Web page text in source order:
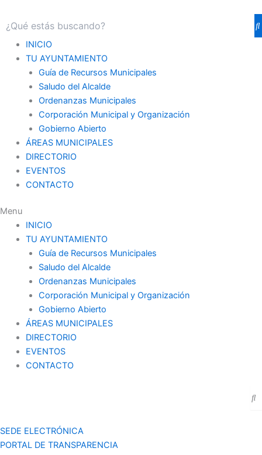
INICIO
TU AYUNTAMIENTO
Guía de Recursos Municipales
Saludo del Alcalde
Ordenanzas Municipales
Corporación Municipal y Organización
Gobierno Abierto
ÁREAS MUNICIPALES
DIRECTORIO
EVENTOS
CONTACTO
Menu
INICIO
TU AYUNTAMIENTO
Guía de Recursos Municipales
Saludo del Alcalde
Ordenanzas Municipales
Corporación Municipal y Organización
Gobierno Abierto
ÁREAS MUNICIPALES
DIRECTORIO
EVENTOS
CONTACTO
SEDE ELECTRÓNICA
PORTAL DE TRANSPARENCIA